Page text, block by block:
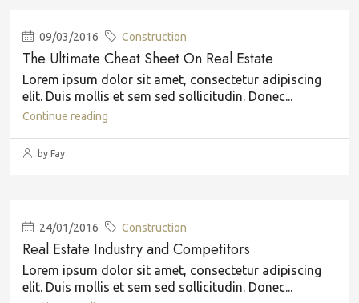
09/03/2016 Construction
The Ultimate Cheat Sheet On Real Estate
Lorem ipsum dolor sit amet, consectetur adipiscing
elit. Duis mollis et sem sed sollicitudin. Donec...
Continue reading
by Fay
24/01/2016 Construction
Real Estate Industry and Competitors
Lorem ipsum dolor sit amet, consectetur adipiscing
elit. Duis mollis et sem sed sollicitudin. Donec...